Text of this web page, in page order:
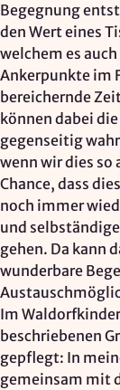
Begegnung
den Wert eines
welchem es
Ankerpunkte im
bereichernde
können dabei
gegenseitig
wenn wir dies so
Chance, dass
noch immer
und
gehen. Da kann
wunderbare
Im
beschriebenen
gepflegt: In
gemeinsam mit